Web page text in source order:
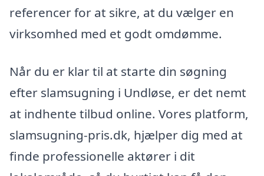
referencer for at sikre, at du vælger en
virksomhed med et godt omdømme.
Når du er klar til at starte din søgning
efter slamsugning i Undløse, er det nemt
at indhente tilbud online. Vores platform,
slamsugning-pris.dk, hjælper dig med at
finde professionelle aktører i dit